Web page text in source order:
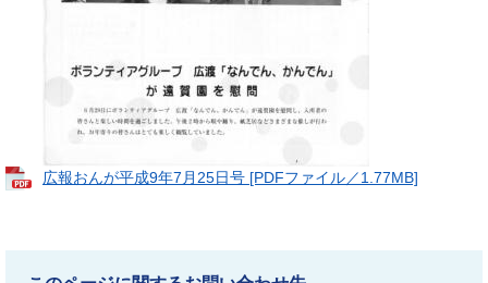
広報おんが平成9年7月25日号 [PDFファイル／1.77MB]